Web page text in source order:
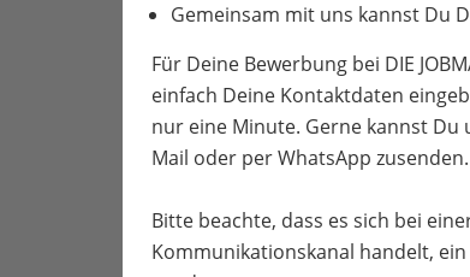
Gemeinsam mit uns kannst Du
Für Deine Bewerbung bei DIE
einfach Deine Kontaktdaten
nur eine Minute. Gerne kannst Du
Mail oder per WhatsApp zusenden.
Bitte beachte, dass es sich bei
Kommunikationskanal handelt,